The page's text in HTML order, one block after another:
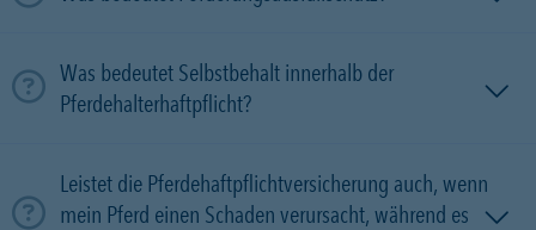
Was bedeutet Selbstbehalt innerhalb der
Pferdehalterhaftpflicht?
Leistet die Pferdehaftpflichtversicherung auch, wenn
mein Pferd einen Schaden verursacht, während es